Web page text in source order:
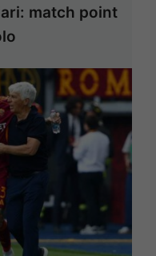
match point